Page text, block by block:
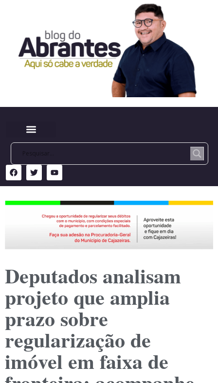
Deputados analisam
projeto que amplia
prazo sobre
regularização de
imóvel em faixa de